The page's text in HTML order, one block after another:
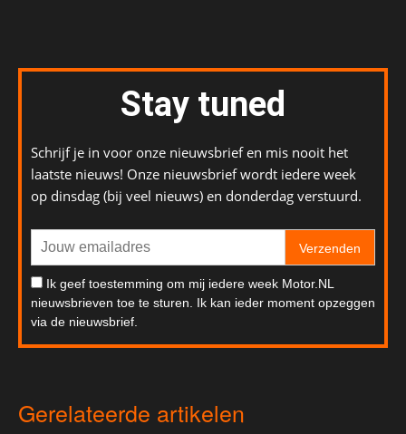
Stay tuned
Schrijf je in voor onze nieuwsbrief en mis nooit het
laatste nieuws! Onze nieuwsbrief wordt iedere week
op dinsdag (bij veel nieuws) en donderdag verstuurd.
Verzenden
Ik geef toestemming om mij iedere week Motor.NL
nieuwsbrieven toe te sturen. Ik kan ieder moment opzeggen
via de nieuwsbrief.
Gerelateerde artikelen